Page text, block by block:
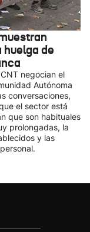
de
negocian el
Autónoma
conversaciones,
el sector está
que son habituales
prolongadas, la
y las